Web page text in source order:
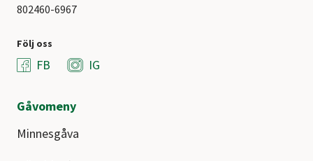
802460-6967
Följ oss
FB IG
Gåvomeny
Minnesgåva